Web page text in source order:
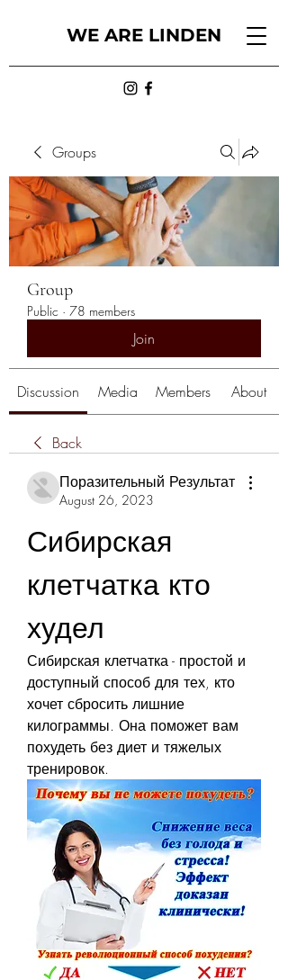
WE ARE LINDEN
Groups
Group
Public · 78 members
Join
Discussion Media Members About
Back
Поразительный Результат
August 26, 2023
Сибирская
клетчатка кто
худел
Сибирская клетчатка - простой и
доступный способ для тех, кто
хочет сбросить лишние
килограммы. Она поможет вам
похудеть без диет и тяжелых
тренировок.